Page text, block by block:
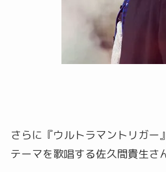
さらに『ウルトラマントリガー
テーマを歌唱する佐久間貴生さ